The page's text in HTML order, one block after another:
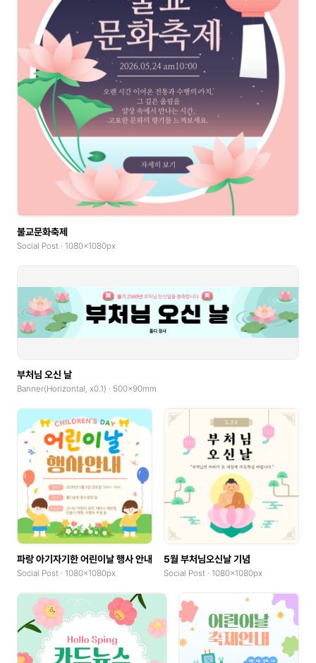
불교문화축제
Social Post · 1080x1080px
부처님 오신 날
Banner(Horizontal, x0.1) · 500x90mm
파랑 아기자기한 어린이날 행사 안내
Social Post · 1080x1080px
5월 부처님오신날 기념
Social Post · 1080x1080px